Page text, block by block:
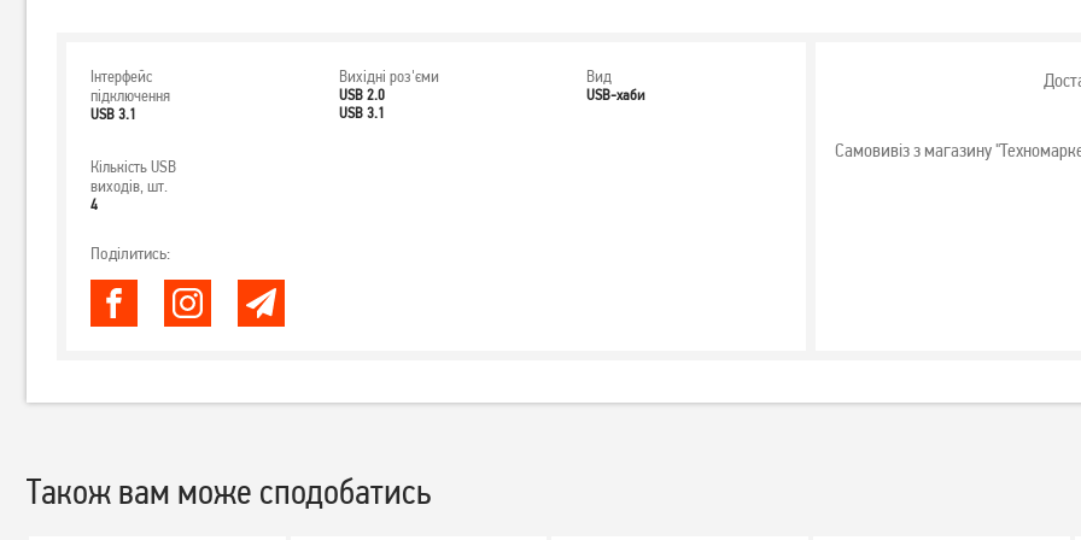
Інтерфейс
підключення
USB 3.1
Вихідні роз'єми
USB 2.0
USB 3.1
Вид
USB-хаби
Кількість USB
виходів, шт.
4
Поділитись:
Самовивіз з магазину
Також вам може сподобатись